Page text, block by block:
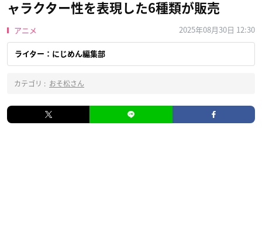
ャラクター性を表現した6種類が販売
アニメ 2025年08月30日 12:30
ライター：にじめん編集部
カテゴリ : おそ松さん